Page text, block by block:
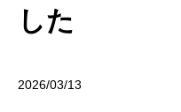
した
2026/03/13